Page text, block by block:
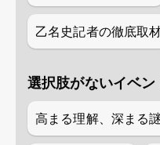
乙名史記者の徹底取
選択肢がないイベン
高まる理解、深まる謎